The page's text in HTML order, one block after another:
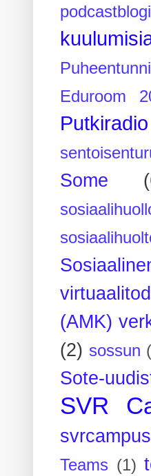
podcastblogi
Eduroom
Putkiradio
Some
(AMK)
(2) sossun
Sote-
SVR
Teams (1)